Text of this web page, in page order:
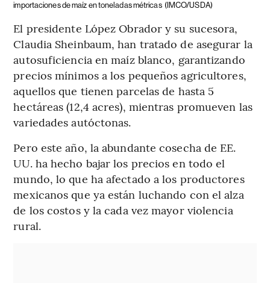
importaciones de maíz en toneladas métricas (IMCO/USDA)
El presidente López Obrador y su sucesora,
Claudia Sheinbaum, han tratado de asegurar la
autosuficiencia en maíz blanco, garantizando
precios mínimos a los pequeños agricultores,
aquellos que tienen parcelas de hasta 5
hectáreas (12,4 acres), mientras promueven las
variedades autóctonas.
Pero este año, la abundante cosecha de EE.
UU. ha hecho bajar los precios en todo el
mundo, lo que ha afectado a los productores
mexicanos que ya están luchando con el alza
de los costos y la cada vez mayor violencia
rural.